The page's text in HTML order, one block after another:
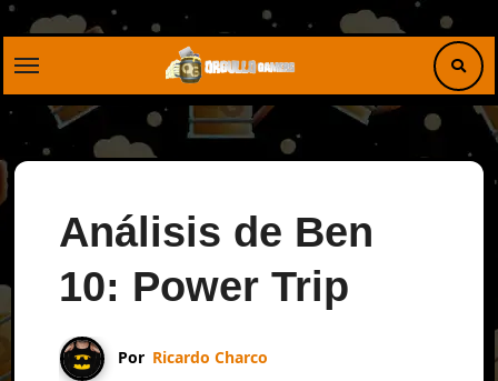
Saltar
Análisis de Ben
10: Power Trip
Por Ricardo Charco